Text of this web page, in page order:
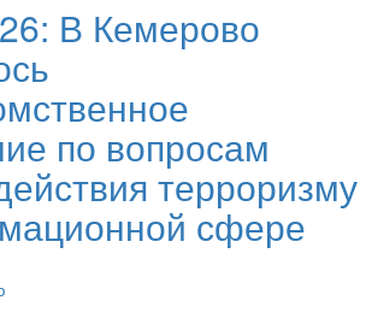
В Кемерово
по вопросам
терроризму
сфере